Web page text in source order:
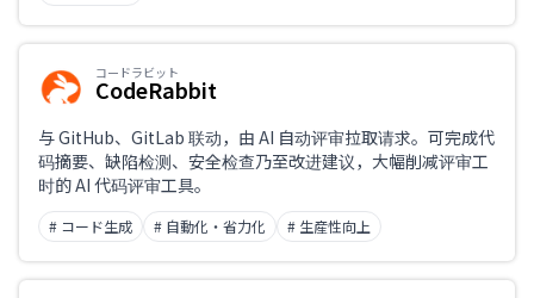
コードラビット
CodeRabbit
与 GitHub、GitLab 联动，由 AI 自动评审拉取请求。可完成代
码摘要、缺陷检测、安全检查乃至改进建议，大幅削减评审工
时的 AI 代码评审工具。
# コード生成 # 自動化・省力化 # 生産性向上